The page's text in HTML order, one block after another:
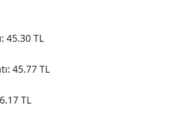
45.30 TL
45.77 TL
TL